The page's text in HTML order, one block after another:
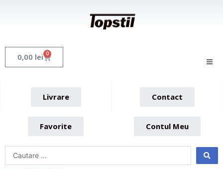
0,00 lei 0 Cart
Livrare Contact
Favorite Contul Meu